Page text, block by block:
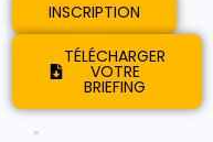
INSCRIPTION
TÉLÉCHARGER
VOTRE
BRIEFING